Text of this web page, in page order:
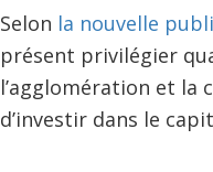
Selon la nouvelle
présent privilégier
l’agglomération et la
d’investir dans le